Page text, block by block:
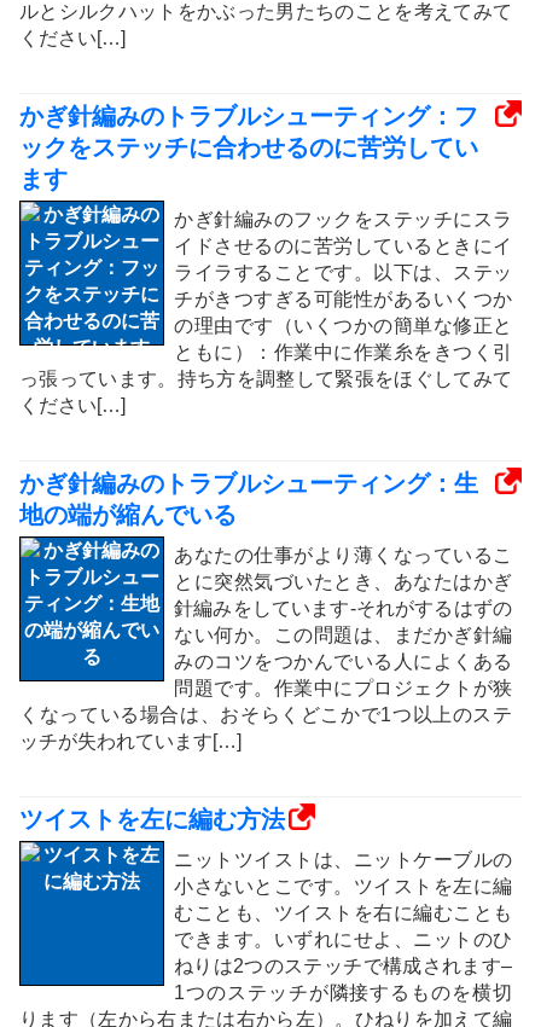
ルとシルクハットをかぶった男たちのことを考えてみて
ください[…]
かぎ針編みのトラブルシューティング：フ
ックをステッチに合わせるのに苦労してい
ます
かぎ針編みのフックをステッチにスラ
イドさせるのに苦労しているときにイ
ライラすることです。以下は、ステッ
チがきつすぎる可能性があるいくつか
の理由です（いくつかの簡単な修正と
ともに）：作業中に作業糸をきつく引
っ張っています。持ち方を調整して緊張をほぐしてみて
ください[…]
かぎ針編みのトラブルシューティング：生
地の端が縮んでいる
あなたの仕事がより薄くなっているこ
とに突然気づいたとき、あなたはかぎ
針編みをしています-それがするはずの
ない何か。この問題は、まだかぎ針編
みのコツをつかんでいる人によくある
問題です。作業中にプロジェクトが狭
くなっている場合は、おそらくどこかで1つ以上のステ
ッチが失われています[…]
ツイストを左に編む方法
ニットツイストは、ニットケーブルの
小さないとこです。ツイストを左に編
むことも、ツイストを右に編むことも
できます。いずれにせよ、ニットのひ
ねりは2つのステッチで構成されます–
1つのステッチが隣接するものを横切
ります（左から右または右から左）。ひねりを加えて編